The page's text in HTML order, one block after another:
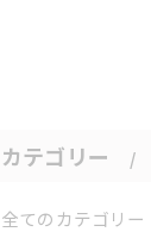
カテゴリー
全てのカテゴリー